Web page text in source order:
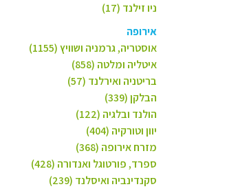
ניו זילנד (17)
אירופה
אוסטריה, גרמניה ושוויץ (1155)
איטליה ומלטה (858)
בריטניה ואירלנד (57)
הבלקן (339)
הולנד ובלגיה (122)
יוון וטורקיה (404)
מזרח אירופה (368)
ספרד, פורטוגל ואנדורה (428)
סקנדינביה ואיסלנד (239)